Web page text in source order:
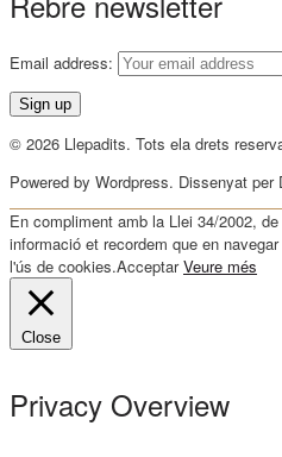
Email address:
© 2026 Llepadits. Tots ela drets
Powered by Wordpress. Dissenyat per
En compliment amb la Llei 34/2002,
informació et recordem que en
l'ús de cookies.Acceptar Veure més
Close
Privacy Overview